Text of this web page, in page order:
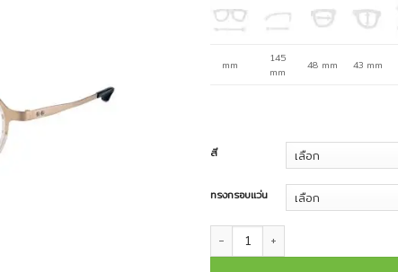
mm
145
mm
48 mm 43 mm
สี
ทรงกรอบแว่น
จำนวน CHARMANT Z แว่นตา รุ่น